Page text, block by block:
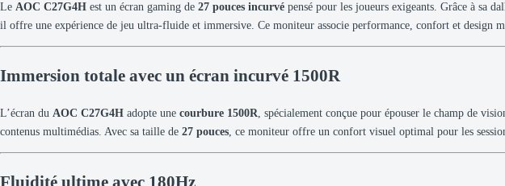
Le AOC C27G4H est un écran gaming de 27 pouces incurvé pensé pour les joueurs exigeants. Grâce à sa
il offre une expérience de jeu ultra-fluide et immersive. Ce moniteur associe performance, confort et design
Immersion totale avec un écran incurvé 1500R
L’écran du AOC C27G4H adopte une courbure 1500R, spécialement conçue pour épouser le champ de
contenus multimédias. Avec sa taille de 27 pouces, ce moniteur offre un confort visuel optimal pour les
Fluidité ultime avec 180Hz